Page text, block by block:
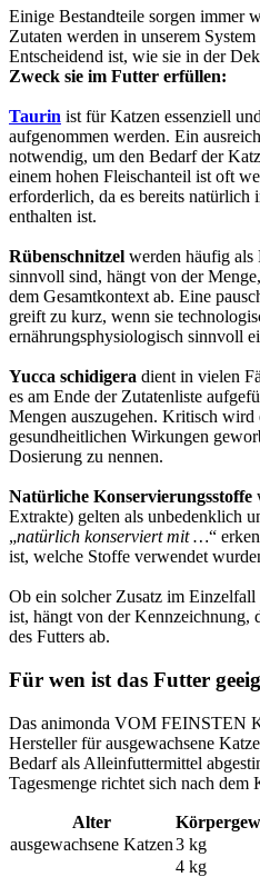
Einige Bestandteile sorgen immer
Zutaten werden in unserem
Entscheidend ist, wie sie in der
Zweck sie im Futter erfüllen:
Taurin ist für Katzen essenziell
aufgenommen werden. Ein
notwendig, um den Bedarf der
einem hohen Fleischanteil ist oft
erforderlich, da es bereits natürlich
enthalten ist.
Rübenschnitzel werden häufig als
sinnvoll sind, hängt von der
dem Gesamtkontext ab. Eine
greift zu kurz, wenn sie
ernährungsphysiologisch sinnvoll
Yucca schidigera dient in vielen
es am Ende der Zutatenliste
Mengen auszugehen. Kritisch wird
gesundheitlichen Wirkungen
Dosierung zu nennen.
Natürliche Konservierungsstoffe
Extrakte) gelten als unbedenklich
„natürlich konserviert mit …“
ist, welche Stoffe verwendet
Ob ein solcher Zusatz im
ist, hängt von der Kennzeichnung,
des Futters ab.
Für wen ist das Futter
Das animonda VOM FEINSTEN
Hersteller für ausgewachsene
Bedarf als Alleinfuttermittel
Tagesmenge richtet sich nach
Alter
ausgewachsene Katzen3 kg
4 kg